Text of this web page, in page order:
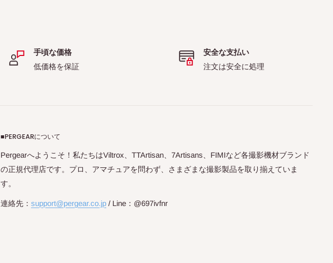
手頃な価格
低価格を保証
安全な支払い
注文は安全に処理
■PERGEARについて
Pergearへようこそ！私たちはViltrox、TTArtisan、7Artisans、FIMIなど各撮影機材ブランド
の正規代理店です。プロ、アマチュアを問わず、さまざまな撮影製品を取り揃えていま
す。
連絡先： support@pergear.co.jp / Line：@697ivfnr